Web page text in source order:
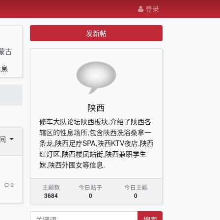
登录
古
2
发新帖
陕西
修车大队论坛陕西板块,介绍了陕西各
辖区的性息场所,包含陕西洗浴桑拿一
条龙,陕西足疗SPA,陕西KTV夜店,陕西
红灯区,陕西楼凤站街,陕西兼职学生
妹,陕西外围女等信息.
主题数
3684
今日贴子
0
今日主题
0